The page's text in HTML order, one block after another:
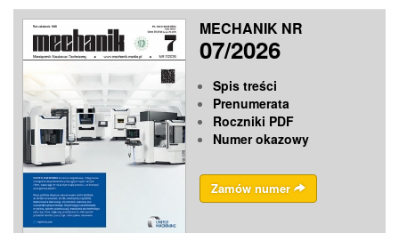
Fakuma– Międzynarodowe Targi Przetwórstwa Tworzyw Sztucznych,
Friedrichshafen (Niemcy)
MECHANIK NR
07/2026
Spis treści
Prenumerata
Roczniki PDF
Numer okazowy
Zamów numer